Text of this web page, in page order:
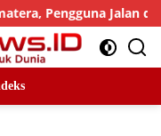
Jalan diimbau